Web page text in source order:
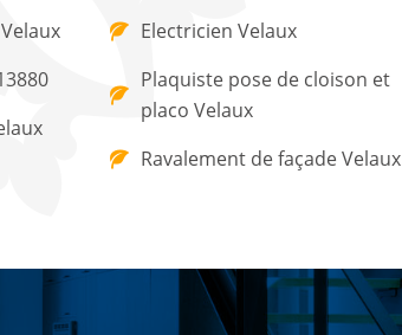
Electricien Velaux
Plaquiste pose de cloison et
placo Velaux
Ravalement de façade Velaux